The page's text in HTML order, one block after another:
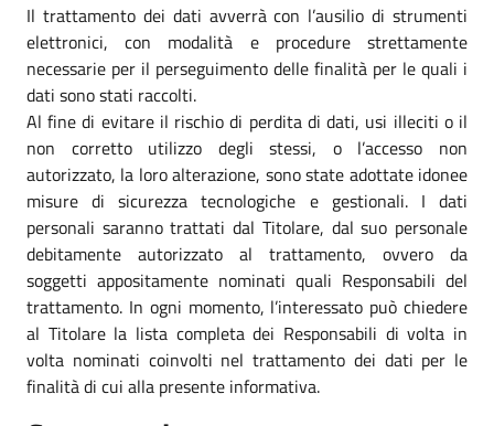
Il trattamento dei dati avverrà con l’ausilio di strumenti
elettronici, con modalità e procedure strettamente
necessarie per il perseguimento delle finalità per le quali i
dati sono stati raccolti.
Al fine di evitare il rischio di perdita di dati, usi illeciti o il
non corretto utilizzo degli stessi, o l’accesso non
autorizzato, la loro alterazione, sono state adottate idonee
misure di sicurezza tecnologiche e gestionali. I dati
personali saranno trattati dal Titolare, dal suo personale
debitamente autorizzato al trattamento, ovvero da
soggetti appositamente nominati quali Responsabili del
trattamento. In ogni momento, l’interessato può chiedere
al Titolare la lista completa dei Responsabili di volta in
volta nominati coinvolti nel trattamento dei dati per le
finalità di cui alla presente informativa.